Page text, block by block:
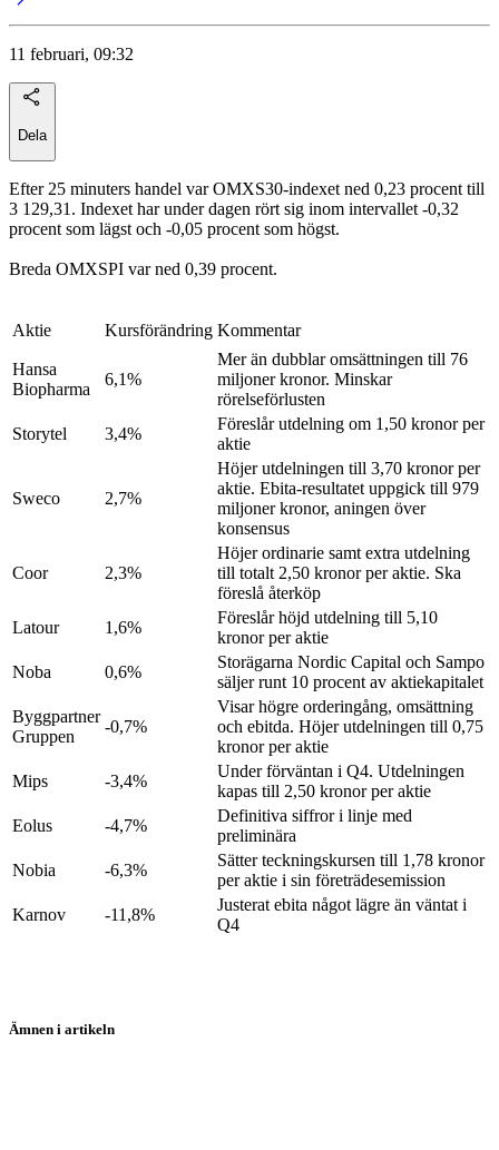
11 februari, 09:32
Dela
Efter 25 minuters handel var OMXS30-indexet ned 0,23 procent till
3 129,31. Indexet har under dagen rört sig inom intervallet -0,32
procent som lägst och -0,05 procent som högst.
Breda OMXSPI var ned 0,39 procent.
Aktie Kursförändring Kommentar
Hansa
Biopharma
6,1%
Mer än dubblar omsättningen till 76
miljoner kronor. Minskar
rörelseförlusten
Storytel
3,4%
Föreslår utdelning om 1,50 kronor per
aktie
Sweco 2,7%
Höjer utdelningen till 3,70 kronor per
aktie. Ebita-resultatet uppgick till 979
miljoner kronor, aningen över
konsensus
Coor 2,3%
Höjer ordinarie samt extra utdelning
till totalt 2,50 kronor per aktie. Ska
föreslå återköp
Latour
1,6%
Föreslår höjd utdelning till 5,10
kronor per aktie
Noba
0,6%
Storägarna Nordic Capital och Sampo
säljer runt 10 procent av aktiekapitalet
Byggpartner
Gruppen
-0,7%
Visar högre orderingång, omsättning
och ebitda. Höjer utdelningen till 0,75
kronor per aktie
Mips
-3,4%
Under förväntan i Q4. Utdelningen
kapas till 2,50 kronor per aktie
Eolus
-4,7%
Definitiva siffror i linje med
preliminära
Nobia
-6,3%
Sätter teckningskursen till 1,78 kronor
per aktie i sin företrädesemission
Karnov
-11,8%
Justerat ebita något lägre än väntat i
Q4
Ämnen i artikeln